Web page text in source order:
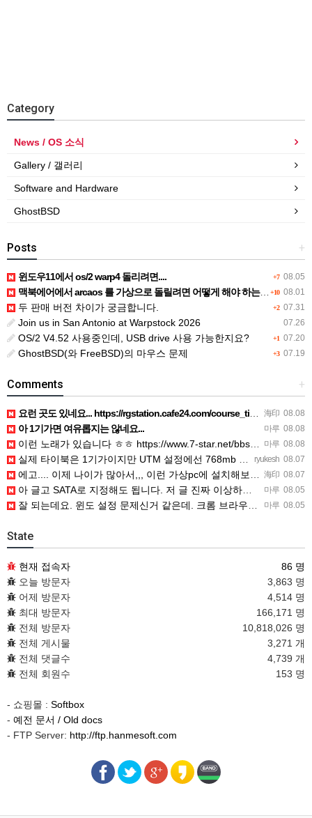
Category
News / OS 소식
Gallery / 갤러리
Software and Hardware
GhostBSD
+
Posts
+7 08.05
윈도우11에서 os/2 warp4 돌리려면....
+10 08.01
맥북에어에서 arcaos 를 가상으로 돌릴려면 어떻게 해야 하는 지요?
+2 07.31
두 판매 버전 차이가 궁금합니다.
07.26
Join us in San Antonio at Warpstock 2026
+1 07.20
OS/2 V4.52 사용중인데, USB drive 사용 가능한지요?
+3 07.19
GhostBSD(와 FreeBSD)의 마우스 문제
+
Comments
海印 08.08
요런 곳도 있네요... https://rgstation.cafe24.com/course_tip/306500
마루 08.08
아 1기가면 여유롭지는 않네요...
마루 08.08
이런 노래가 있습니다 ㅎㅎ https://www.7-star.net/bbs/board.php?bo_table…
ryukesh 08.07
실제 타이북은 1기가이지만 UTM 설정에선 768mb 입니다. 1기가나 그 보다 넘게 설정하면 UTM 에뮬레…
海印 08.07
에고.... 이제 나이가 많아서,,, 이런 가상pc에 설치해보는 것도 귀찮군요.. ㅎㅎ 날씨도 덥고.....…
마루 08.05
아 글고 SATA로 지정해도 됩니다. 저 글 진짜 이상하네요. 옛날꺼 퍼와서 그런거 같은데요.
마루 08.05
잘 되는데요. 윈도 설정 문제신거 같은데. 크롬 브라우저나 파폭으로 해 보세요
State
현재 접속자
86 명
오늘 방문자
3,863 명
어제 방문자
4,514 명
최대 방문자
166,171 명
전체 방문자
10,818,026 명
전체 게시물
3,271 개
전체 댓글수
4,739 개
전체 회원수
153 명
- 쇼핑몰 : Softbox
- 예전 문서 / Old docs
- FTP Server: http://ftp.hanmesoft.com